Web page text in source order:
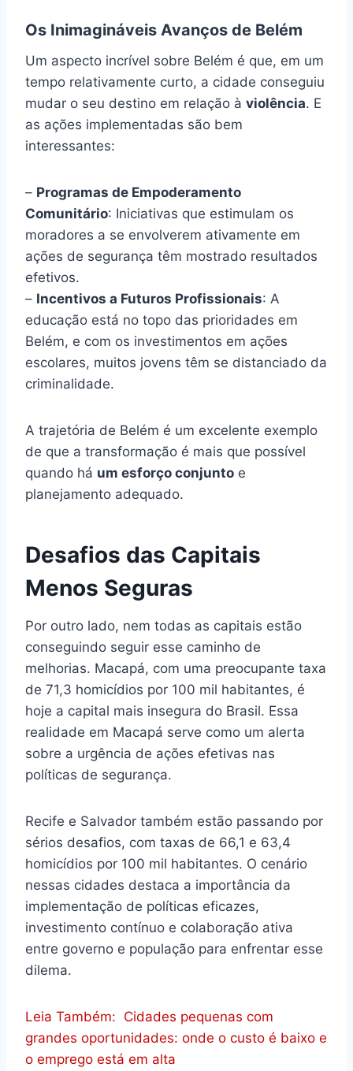
Os Inimagináveis Avanços de Belém
Um aspecto incrível sobre Belém é que, em um
tempo relativamente curto, a cidade conseguiu
mudar o seu destino em relação à violência. E
as ações implementadas são bem
interessantes:
– Programas de Empoderamento
Comunitário: Iniciativas que estimulam os
moradores a se envolverem ativamente em
ações de segurança têm mostrado resultados
efetivos.
– Incentivos a Futuros Profissionais: A
educação está no topo das prioridades em
Belém, e com os investimentos em ações
escolares, muitos jovens têm se distanciado da
criminalidade.
A trajetória de Belém é um excelente exemplo
de que a transformação é mais que possível
quando há um esforço conjunto e
planejamento adequado.
Desafios das Capitais
Menos Seguras
Por outro lado, nem todas as capitais estão
conseguindo seguir esse caminho de
melhorias. Macapá, com uma preocupante taxa
de 71,3 homicídios por 100 mil habitantes, é
hoje a capital mais insegura do Brasil. Essa
realidade em Macapá serve como um alerta
sobre a urgência de ações efetivas nas
políticas de segurança.
Recife e Salvador também estão passando por
sérios desafios, com taxas de 66,1 e 63,4
homicídios por 100 mil habitantes. O cenário
nessas cidades destaca a importância da
implementação de políticas eficazes,
investimento contínuo e colaboração ativa
entre governo e população para enfrentar esse
dilema.
Leia Também: Cidades pequenas com
grandes oportunidades: onde o custo é baixo e
o emprego está em alta